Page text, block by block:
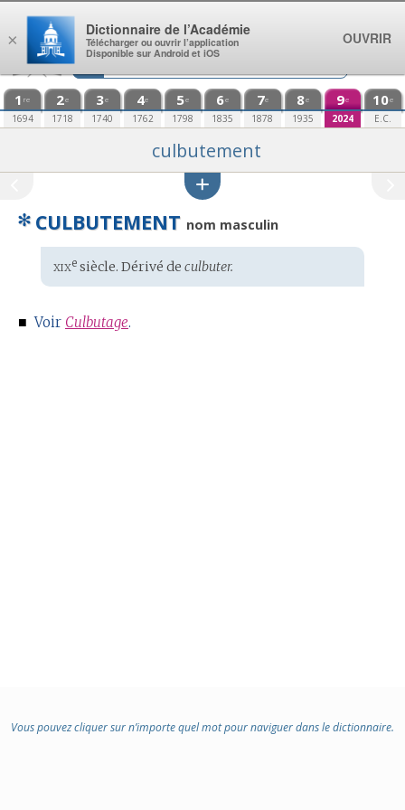
Aller au contenu
1 re
1694
2e
1718
3e
1740
4e
1762
5e
1798
6e
1835
7e
1878
8e
1935
9e
2024
10e
E.C.
culbutement
✻ CULBUTEMENT nom masculin
Étymologie
:
xixesiècle. Dérivé de culbuter.
■Voir Culbutage.
Vous pouvez cliquer sur n’importe quel mot pour naviguer dans le dictionnaire.
×
Dictionnaire de l’Académie
Télécharger ou ouvrir l’application
Disponible sur Android et iOS
OUVRIR